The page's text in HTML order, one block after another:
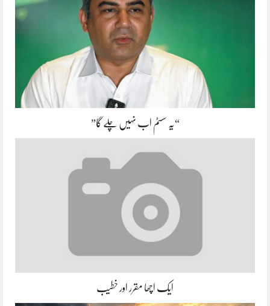
“یہ سسٹم اب نہیں چلے گا”
ایک اچھا مقرر اور خطیب